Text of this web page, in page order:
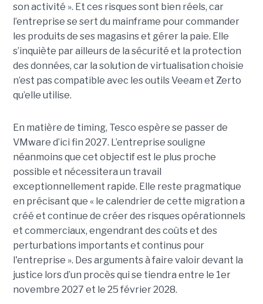
son activité ». Et ces risques sont bien réels, car
l’entreprise se sert du mainframe pour commander
les produits de ses magasins et gérer la paie. Elle
s’inquiète par ailleurs de la sécurité et la protection
des données, car la solution de virtualisation choisie
n’est pas compatible avec les outils Veeam et Zerto
qu’elle utilise.
En matière de timing, Tesco espère se passer de
VMware d’ici fin 2027. L’entreprise souligne
néanmoins que cet objectif est le plus proche
possible et nécessitera un travail
exceptionnellement rapide. Elle reste pragmatique
en précisant que « le calendrier de cette migration a
créé et continue de créer des risques opérationnels
et commerciaux, engendrant des coûts et des
perturbations importants et continus pour
l'entreprise ». Des arguments à faire valoir devant la
justice lors d’un procès qui se tiendra entre le 1er
novembre 2027 et le 25 février 2028.